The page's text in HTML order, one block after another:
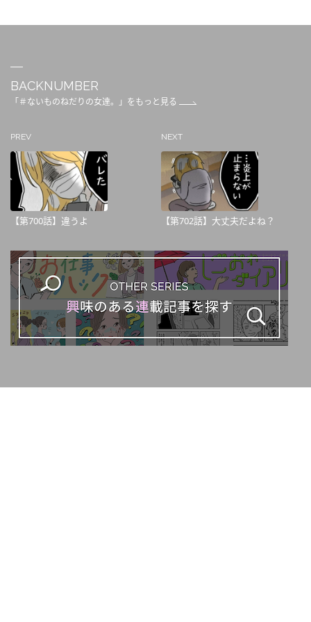
BACKNUMBER
「＃ないものねだりの女達。」をもっと見る
PREV
【第700話】違うよ
NEXT
【第702話】大丈夫だよね？